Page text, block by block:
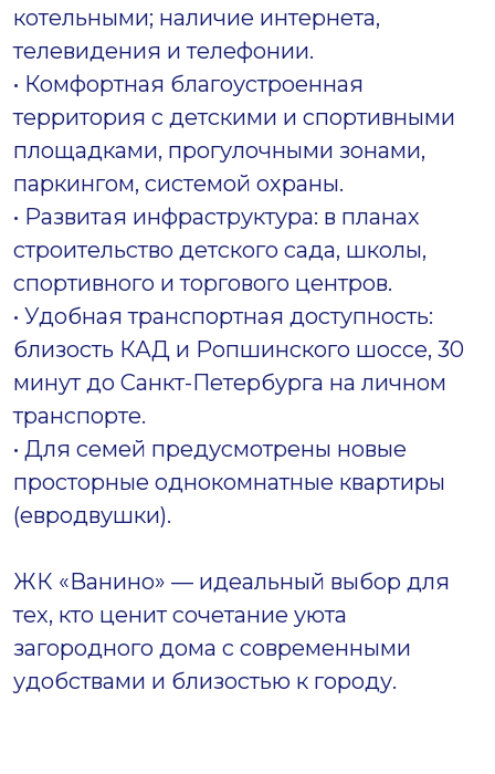
котельными; наличие интернета,
телевидения и телефонии.
• Комфортная благоустроенная
территория с детскими и спортивными
площадками, прогулочными зонами,
паркингом, системой охраны.
• Развитая инфраструктура: в планах
строительство детского сада, школы,
спортивного и торгового центров.
• Удобная транспортная доступность:
близость КАД и Ропшинского шоссе, 30
минут до Санкт-Петербурга на личном
транспорте.
• Для семей предусмотрены новые
просторные однокомнатные квартиры
(евродвушки).
ЖК «Ванино» — идеальный выбор для
тех, кто ценит сочетание уюта
загородного дома с современными
удобствами и близостью к городу.